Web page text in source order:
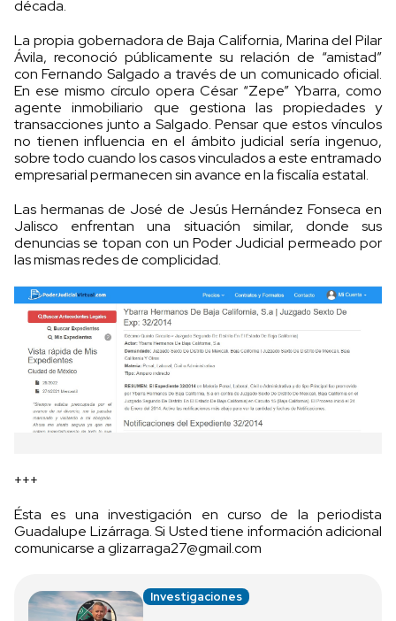
década.
La propia gobernadora de Baja California, Marina del Pilar
Ávila, reconoció públicamente su relación de “amistad”
con Fernando Salgado a través de un comunicado oficial.
En ese mismo círculo opera César “Zepe” Ybarra, como
agente inmobiliario que gestiona las propiedades y
transacciones junto a Salgado. Pensar que estos vínculos
no tienen influencia en el ámbito judicial sería ingenuo,
sobre todo cuando los casos vinculados a este entramado
empresarial permanecen sin avance en la fiscalía estatal.
Las hermanas de José de Jesús Hernández Fonseca en
Jalisco enfrentan una situación similar, donde sus
denuncias se topan con un Poder Judicial permeado por
las mismas redes de complicidad.
+++
Ésta es una investigación en curso de la periodista
Guadalupe Lizárraga. Si Usted tiene información adicional
comunicarse aglizarraga27@gmail.com
Investigaciones